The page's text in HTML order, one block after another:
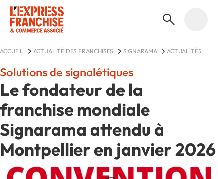
ACCUEIL ACTUALITÉ DES FRANCHISES SIGNARAMA ACTUALITÉS
Le fondateur de la
franchise mondiale
Signarama attendu à
Montpellier en janvier 2026
Solutions de signalétiques